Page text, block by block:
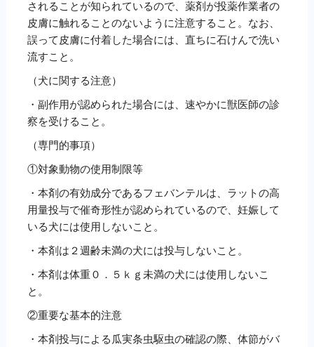
されることが知られているので、薬剤が投薬作業者の
皮膚に触れることのないように注意すること。なお、
誤って皮膚に付着した場合には、直ちに石けんで洗い
流すこと。
（犬に関する注意）
・副作用が認められた場合には、速やかに獣医師の診
察を受けること。
（専門的事項）
①対象動物の使用制限等
・本剤の有効成分であるフェバンテルは、ラットの高
用量投与で催奇形性が認められているので、妊娠して
いる犬には使用しないこと。
・本剤は２週齢未満の犬には投与しないこと。
・本剤は体重０．５ｋｇ未満の犬には使用しないこ
と。
②重要な基本的注意
・本剤投与による瓜実条虫駆虫の確認の際、体節がバ